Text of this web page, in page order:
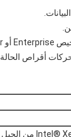
أقراص الحالة